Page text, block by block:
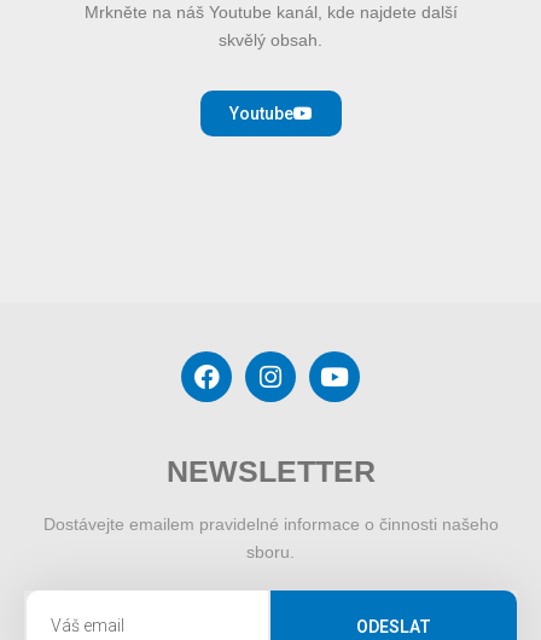
Mrkněte na náš Youtube kanál, kde najdete další
skvělý obsah.
Youtube
NEWSLETTER
Dostávejte emailem pravidelné informace o činnosti našeho
sboru.
ODESLAT